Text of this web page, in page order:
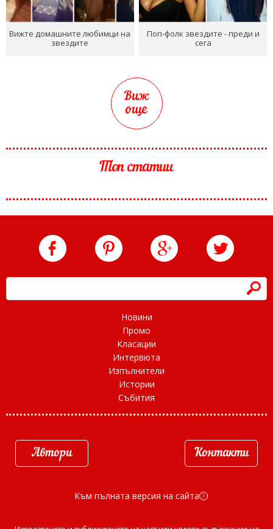
Вижте домашните любимци на
звездите
Поп-фолк звездите - преди и
сега
Виж
още
Топ статии
h
Новини
Промо
Класации
Интервюта
Изпълнители
Истории
Събития
Автори Контакти
Към пълната версия на сайта d